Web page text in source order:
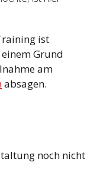
ist
Grund
am
absagen.
noch nicht